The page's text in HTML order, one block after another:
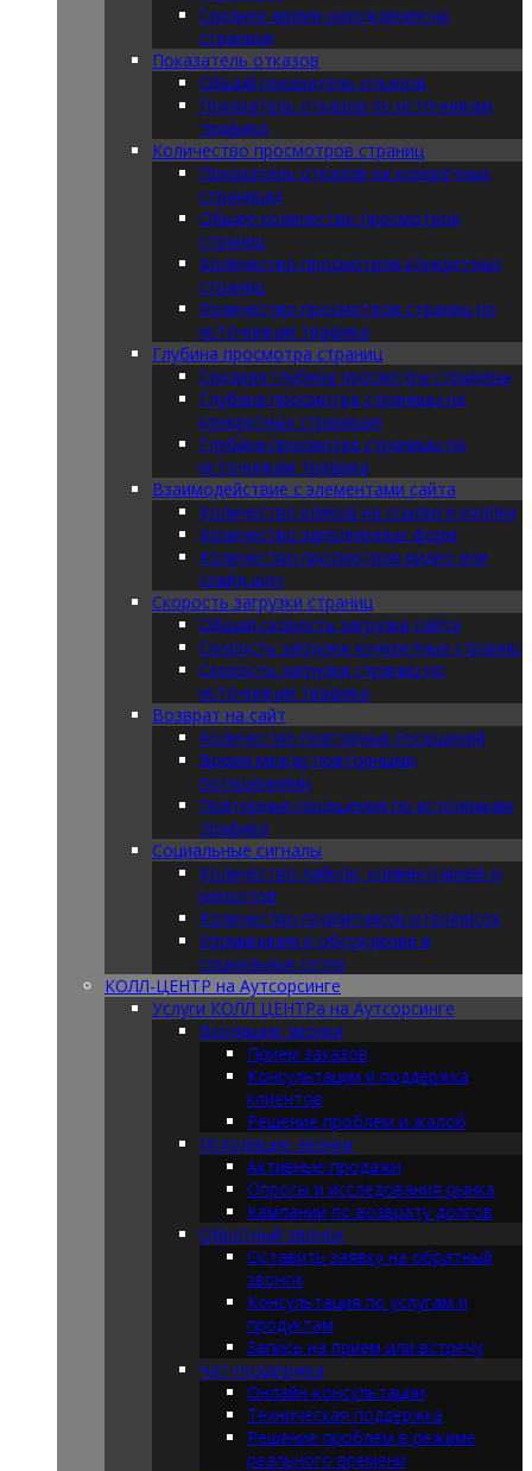
Среднее время нахождения на
странице
Показатель отказов
Общий показатель отказов
Показатель отказов по источникам
трафика
Количество просмотров страниц
Показатель отказов на конкретных
страницах
Общее количество просмотров
страниц
Количество просмотров конкретных
страниц
Количество просмотров страниц по
источникам трафика
Глубина просмотра страниц
Средняя глубина просмотра страницы
Глубина просмотра страницы на
конкретных страницах
Глубина просмотра страницы по
источникам трафика
Взаимодействие с элементами сайта
Количество кликов на ссылки и кнопки
Количество заполненных форм
Количество просмотров видео или
слайд-шоу
Скорость загрузки страниц
Общая скорость загрузки сайта
Скорость загрузки конкретных страниц
Скорость загрузки страниц по
источникам трафика
Возврат на сайт
Количество повторных посещений
Время между повторными
посещениями
Повторные посещения по источникам
трафика
Социальные сигналы
Количество лайков, комментариев и
репостов
Количество подписчиков и подписок
Упоминания и обсуждения в
социальных сетях
КОЛЛ-ЦЕНТР на Аутсорсинге
Услуги КОЛЛ ЦЕНТРа на Аутсорсинге
Входящие звонки
Прием заказов
Консультации и поддержка
клиентов
Решение проблем и жалоб
Исходящие звонки
Активные продажи
Опросы и исследования рынка
Кампании по возврату долгов
Обратный звонок
Оставить заявку на обратный
звонок
Консультация по услугам и
продуктам
Запись на прием или встречу
Чат-поддержка
Онлайн-консультации
Техническая поддержка
Решение проблем в режиме
реального времени